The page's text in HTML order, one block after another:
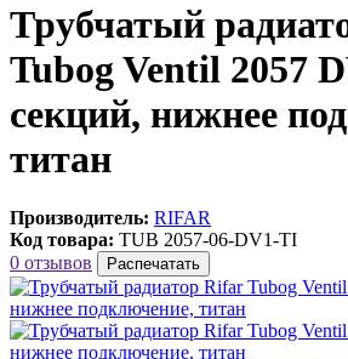
Трубчатый
Tubog Ventil 2057
секций, нижнее
титан
Производитель: RIFAR
Код товара: TUB 2057-06-DV1-TI
0 отзывов
Распечатать